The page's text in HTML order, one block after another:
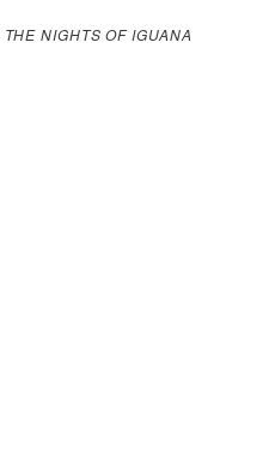
THE NIGHTS OF IGUANA